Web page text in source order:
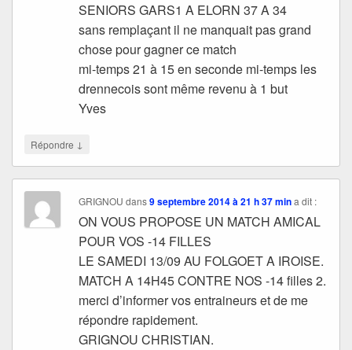
SENIORS GARS1 A ELORN 37 A 34
sans remplaçant il ne manquait pas grand
chose pour gagner ce match
mi-temps 21 à 15 en seconde mi-temps les
drennecois sont même revenu à 1 but
Yves
Répondre ↓
GRIGNOU dans9 septembre 2014 à 21 h 37 min a dit :
ON VOUS PROPOSE UN MATCH AMICAL
POUR VOS -14 FILLES
LE SAMEDI 13/09 AU FOLGOET A IROISE.
MATCH A 14H45 CONTRE NOS -14 filles 2.
merci d’informer vos entraineurs et de me
répondre rapidement.
GRIGNOU CHRISTIAN.